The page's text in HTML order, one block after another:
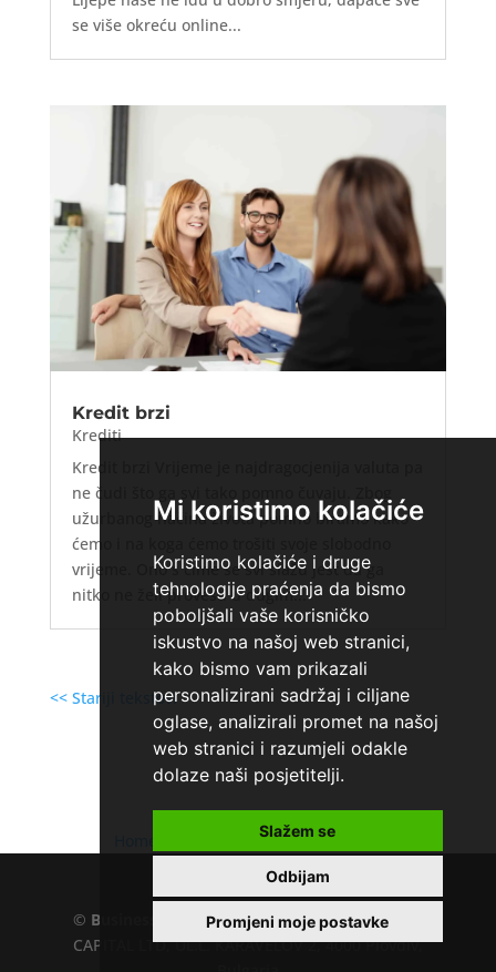
Mi koristimo kolačiće
Koristimo kolačiće i druge
tehnologije praćenja da bismo
poboljšali vaše korisničko
iskustvo na našoj web stranici,
kako bismo vam prikazali
personalizirani sadržaj i ciljane
oglase, analizirali promet na našoj
web stranici i razumjeli odakle
dolaze naši posjetitelji.
Slažem se
Odbijam
Promjeni moje postavke
se više okreću online...
Kredit brzi
Krediti
Kredit brzi Vrijeme je najdragocjenija valuta pa
ne čudi što ga svi tako pomno čuvaju. Zbog
užurbanog načina života pomno biramo kako
ćemo i na koga ćemo trošiti svoje slobodno
vrijeme. Ono s čime se svi slažu jest da ga
nitko ne želi provesti u dugim...
<< Stariji tekstovi
Brze pozajmice za blokirane
© Business.hr
EU VAT number : 205391327, KD
CAPITAL LTD, UL.L. KARAVELOV 2, 4000 Plovdiv,